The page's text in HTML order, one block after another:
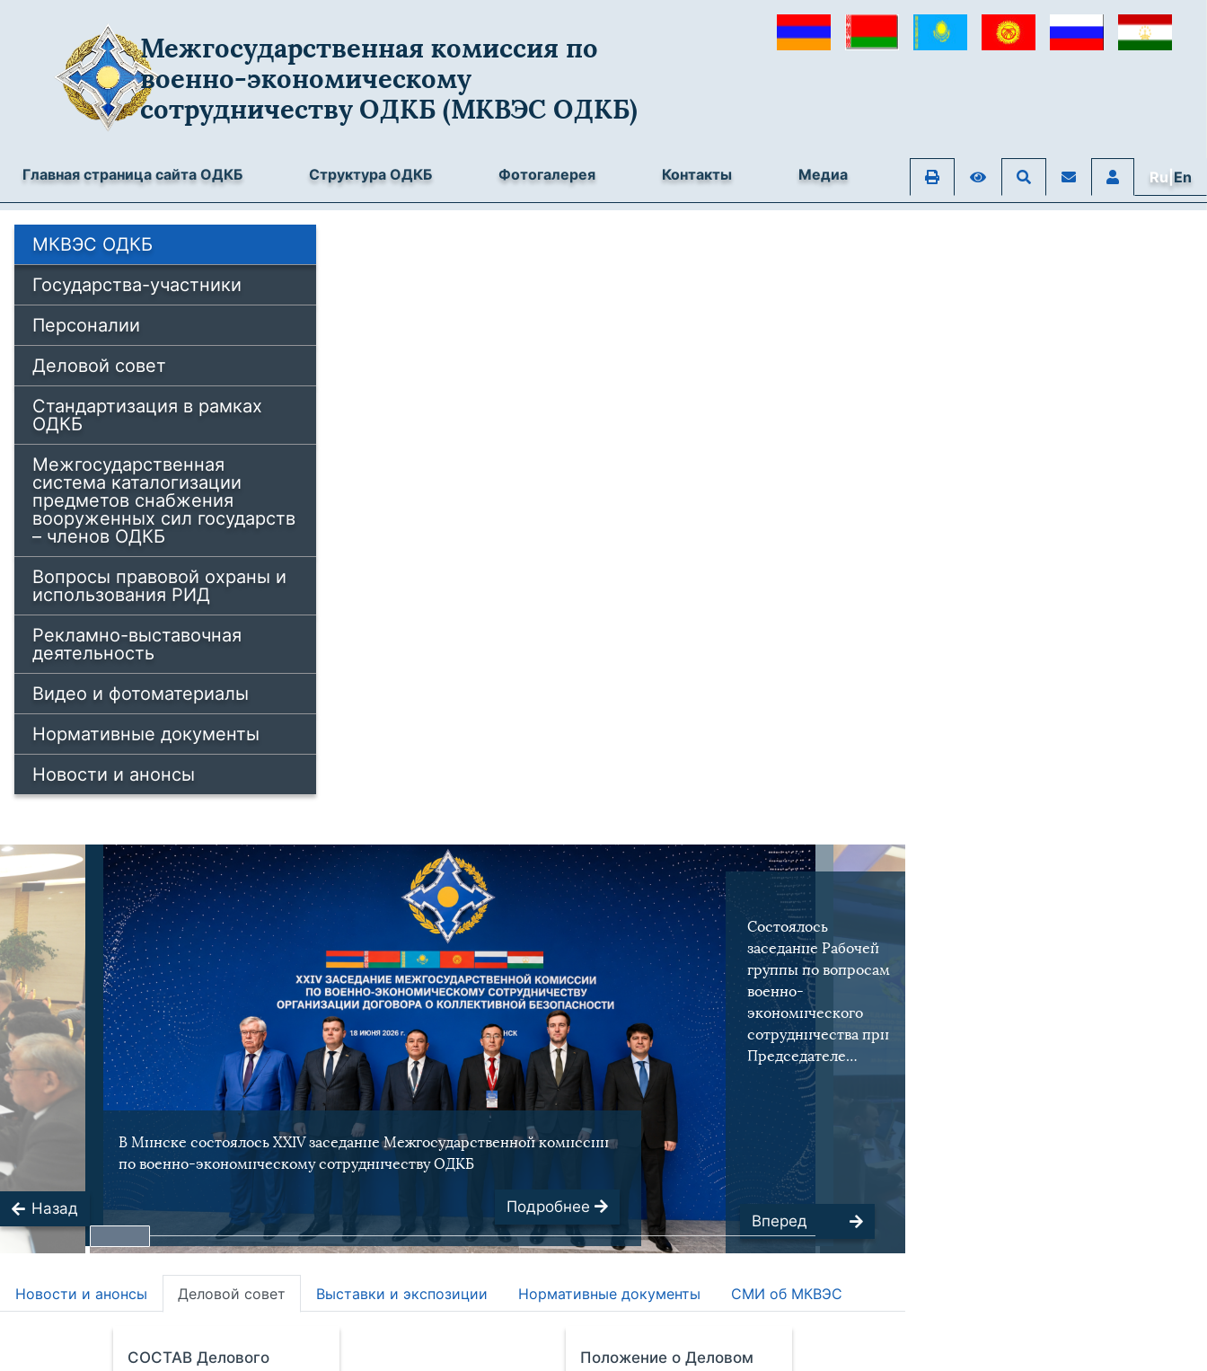
Межгосударственная комиссия по
военно-экономическому
сотрудничеству ОДКБ (МКВЭС ОДКБ)
Главная страница сайта ОДКБ Структура ОДКБ Фотогалерея Контакты Медиа Ru|En
МКВЭС ОДКБ
Государства-участники
Персоналии
Деловой совет
Стандартизация в рамках
ОДКБ
Межгосударственная
система каталогизации
предметов снабжения
вооруженных сил государств
– членов ОДКБ
Вопросы правовой охраны и
использования РИД
Рекламно-выставочная
деятельность
Видео и фотоматериалы
Нормативные документы
Новости и анонсы
В Минске состоялось XXIV заседание Межгосударственной комиссии
по военно-экономическому сотрудничеству ОДКБ
Подробнее
Состоялось
заседание Рабочей
группы по вопросам
военно-
экономического
сотрудничества при
Председателе
Межгосударственной
комиссии по
экономическому
сотрудничеству
ОДКБ
Вперед
Назад
Новости и анонсы Деловой совет Выставки и экспозиции Нормативные документы СМИ об МКВЭС
СОСТАВ Делового
Положение о Деловом